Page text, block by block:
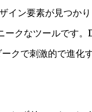
イン要素が見つか
クなツールです
クで刺激的で進化